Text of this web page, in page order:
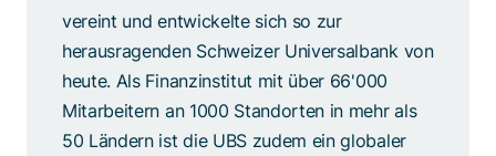
vereint und entwickelte sich so zur
herausragenden Schweizer Universalbank von
heute. Als Finanzinstitut mit über 66'000
Mitarbeitern an 1000 Standorten in mehr als
50 Ländern ist die UBS zudem ein globaler